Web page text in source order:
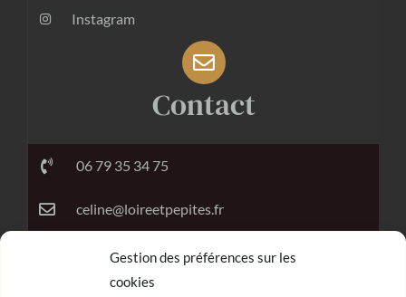
Gestion des préférences sur les
cookies
Instagram
Contact
06 79 35 34 75
celine@loireetpepites.fr